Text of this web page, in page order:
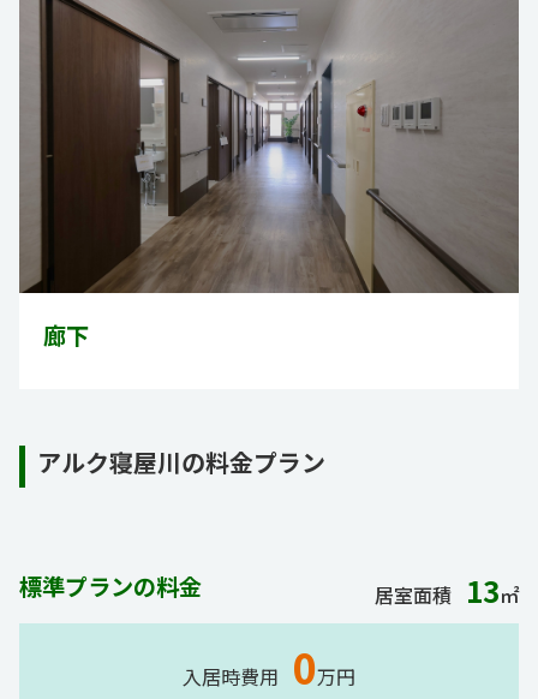
廊下
アルク寝屋川の料金プラン
標準プランの料金 居室面積 13㎡
入居時費用 0万円